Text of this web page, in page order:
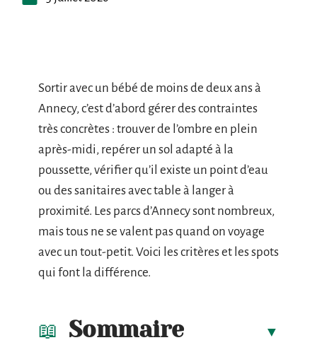
Sortir avec un bébé de moins de deux ans à
Annecy, c’est d’abord gérer des contraintes
très concrètes : trouver de l’ombre en plein
après-midi, repérer un sol adapté à la
poussette, vérifier qu’il existe un point d’eau
ou des sanitaires avec table à langer à
proximité. Les parcs d’Annecy sont nombreux,
mais tous ne se valent pas quand on voyage
avec un tout-petit. Voici les critères et les spots
qui font la différence.
Sommaire